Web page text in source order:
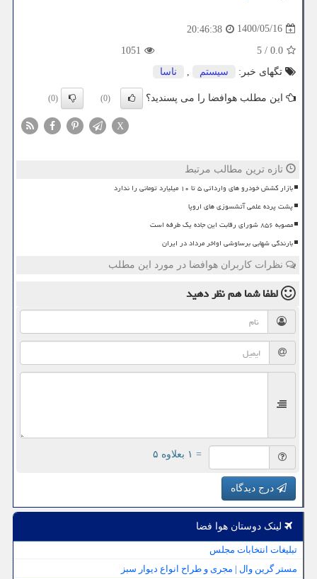
1400/05/16
20:46:38
0.0
/
5
1051
تگهای خبر:
سیستم , ناسا
این مطلب هوافضا را می پسندید؟ (0)
(0)
X
تازه ترین مطالب مرتبط
بازار کشش خودرو های وارداتی ۵ تا ۱۰ میلیارد تومانی را ندارد
پشت پرده علمی آتشسوزی های اروپا
مصوبه ۸۵۶ شورای رقابت این جاده یک طرفه است
بارندگی شهابی برساوشی اواخر مرداد در ایران
نظرات کاربران هوافضا در مورد این مطلب
لطفا شما همنظر دهید
= ۱ بعلاوه ۵
درج دیدگاه
لینک دوستان هوا فضا
تبلیغات انتخابات مجلس
مستر گرین وال | مجری و طراح انواع دیوار سبز